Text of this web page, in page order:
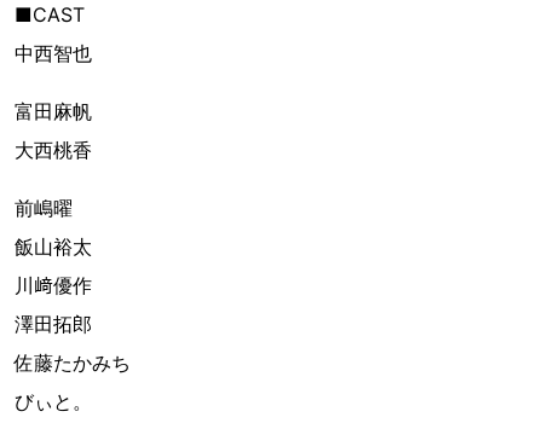
■CAST
中西智也
富田麻帆
大西桃香
前嶋曜
飯山裕太
川﨑優作
澤田拓郎
佐藤たかみち
びぃと。